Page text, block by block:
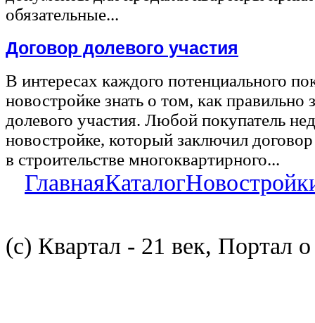
обязательные...
Договор долевого участия
В интересах каждого потенциального
новостройке знать о том, как правильно
долевого участия. Любой покупатель
новостройке, который заключил
в строительстве многоквартирного...
ГлавнаяКаталог
(с) Квартал - 21 век, Портал